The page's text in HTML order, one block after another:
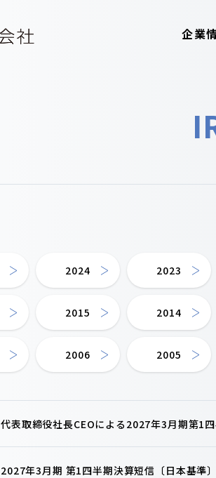
企業
2024 2023
2015 2014
2006 2005
代表取締役社長CEOによる2027年3月期第1
2027年3月期 第1四半期決算短信〔日本基準〕